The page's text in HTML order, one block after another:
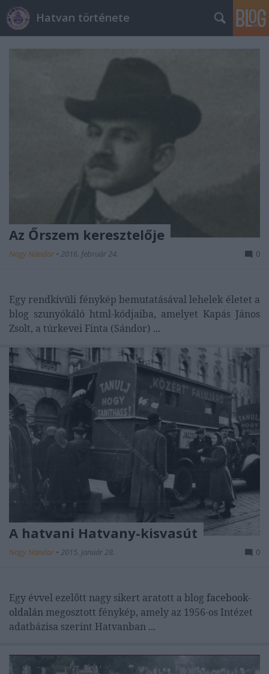
Hatvan története
Az Őrszem keresztelője
Nagy Nándor • 2016. február 24. 0
Egy rendkívüli fénykép bemutatásával lehelek életet a
blog szunyókáló html-kódjaiba, amelyet Kapás János
Zsolt, a túrkevei Finta (Sándor) ...
A hatvani Hatvany-kisvasút
Nagy Nándor • 2015. január 28. 0
Egy évvel ezelőtt nagy sikert aratott a blog facebook-
oldalánmegosztott fénykép, amely az 1956-os Intézet
adatbázisa szerint Hatvanban ...